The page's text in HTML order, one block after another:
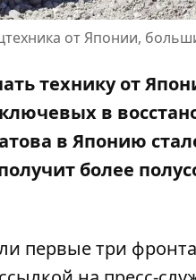
от Японии,
технику от
в
в Японию
более
первые три